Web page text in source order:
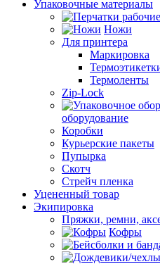
Упаковочные материалы
Ножи
Для принтера
Маркировка
Термоленты
Zip-Lock
оборудование
Коробки
Курьерские пакеты
Пупырка
Скотч
Стрейч пленка
Уцененный товар
Экипировка
Пряжки, ремни,
Кофры